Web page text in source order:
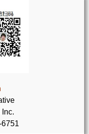
Inc.